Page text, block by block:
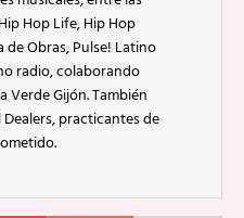
Hop Life, Hip Hop
de Obras, Pulse! Latino
radio, colaborando
Verde Gijón. También
practicantes de